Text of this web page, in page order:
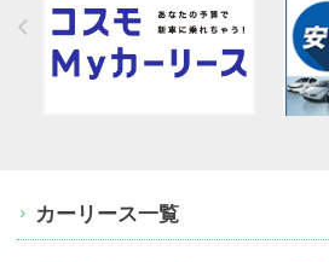
カーリース一覧